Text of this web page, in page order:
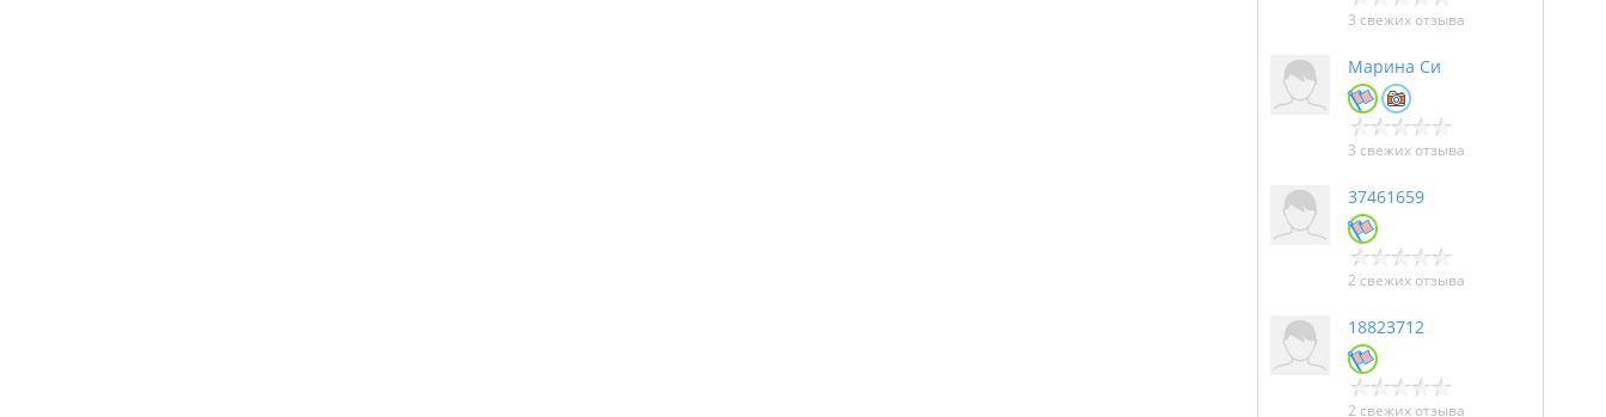
3 свежих отзыва
Марина Си
3 свежих отзыва
37461659
2 свежих отзыва
18823712
2 свежих отзыва